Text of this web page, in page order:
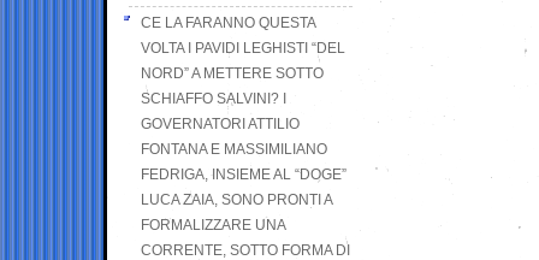
CE LA FARANNO QUESTA
VOLTA I PAVIDI LEGHISTI “DEL
NORD” A METTERE SOTTO
SCHIAFFO SALVINI? I
GOVERNATORI ATTILIO
FONTANA E MASSIMILIANO
FEDRIGA, INSIEME AL “DOGE”
LUCA ZAIA, SONO PRONTI A
FORMALIZZARE UNA
CORRENTE, SOTTO FORMA DI